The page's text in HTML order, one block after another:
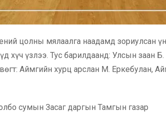
цолны мялаалга наадамд зориулсан
хүч үзлээ. Тус барилдаанд: Улсын заан
Аймгийн хурц арслан М. Еркебулан,
сумын Засаг даргын Тамгын газар